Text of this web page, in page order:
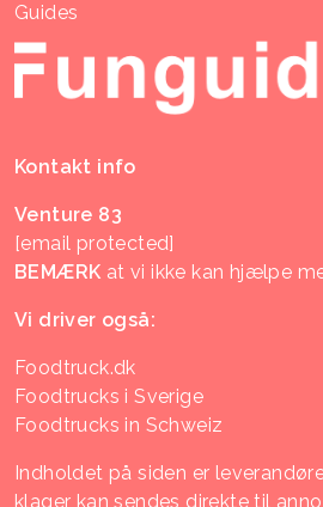
Guides
Kontakt info
Venture 83
[email protected]
BEMÆRK at vi ikke kan hjælpe
Vi driver også:
Foodtruck.dk
Foodtrucks i Sverige
Foodtrucks in Schweiz
Indholdet på siden er
klager kan sendes direkte til